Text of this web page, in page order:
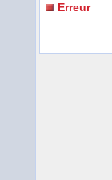
Erreur